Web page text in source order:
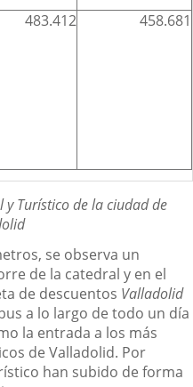
483.412 458.681
Turístico de la ciudad de
se observa un
de la catedral y en el
de descuentos Valladolid
a lo largo de todo un día
la entrada a los más
de Valladolid. Por
han subido de forma